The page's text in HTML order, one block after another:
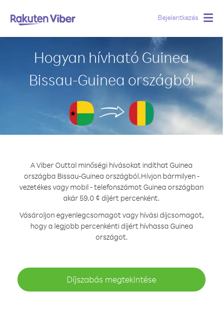
Bejelentkezés
Hogyan hívható Guinea
Bissau-Guinea országból
A Viber Outtal minőségi hívásokat indíthat Guinea
országba Bissau-Guinea országból.Hívjon bármilyen -
vezetékes vagy mobil - telefonszámot Guinea országban
akár 59.0 ¢ díjért percenként.
Vásároljon egyenlegcsomagot vagy hívási díjcsomagot,
hogy a legjobb percenkénti díjért hívhassa Guinea
országot.
Díjszabás megtekintése